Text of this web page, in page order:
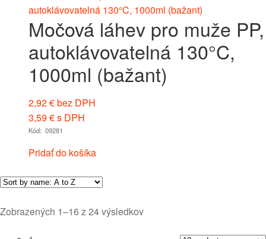
Močová láhev pro muže PP,
autoklávovatelná 130°C,
1000ml (bažant)
2,92€bez DPH
3,59€s DPH
Kód: 09281
Pridať do košíka
Zobrazených 1–16 z 24 výsledkov